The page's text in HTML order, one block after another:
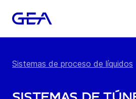
Sistemas de proceso de líquidos